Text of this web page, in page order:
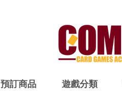
預訂商品 遊戲分類